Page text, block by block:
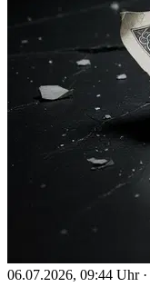
06.07.2026, 09:44 Uhr ·